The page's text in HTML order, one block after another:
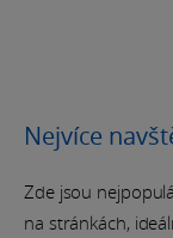
Nejvíce
Zde jsou
na stránkách,